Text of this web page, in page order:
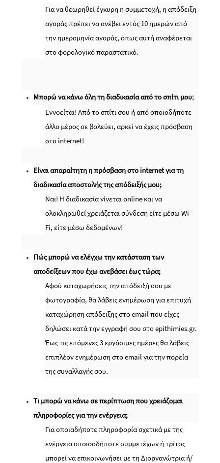
Για να θεωρηθεί έγκυρη η συμμετοχή, η απόδειξη
αγοράς πρέπει να ανέβει εντός 10 ημερών από
την ημερομηνία αγοράς, όπως αυτή αναφέρεται
στο φορολογικό παραστατικό.
Μπορώ να κάνω όλη τη διαδικασία από το σπίτι μου;
Εννοείται! Από το σπίτι σου ή από οποιοδήποτε
άλλο μέρος σε βολεύει, αρκεί να έχεις πρόσβαση
στο internet!
Είναι απαραίτητη η πρόσβαση στο internetγια τη
διαδικασία αποστολής της απόδειξής μου;
Ναι! Η διαδικασία γίνεταιonline και να
ολοκληρωθεί χρειάζεται σύνδεση είτε μέσω Wi-
Fi, είτε μέσω δεδομένων!
Πώς μπορώ να ελέγχω την κατάσταση των
αποδείξεων που έχω ανεβάσει έως τώρα;
Αφού καταχωρήσεις την απόδειξή σου με
φωτογραφία, θα λάβεις ενημέρωση για επιτυχή
καταχώρηση απόδειξης στο email που είχες
δηλώσει κατά την εγγραφή σου στο epithimies.gr.
Έως τις επόμενες 3 εργάσιμες ημέρες θα λάβεις
επιπλέον ενημέρωση στο email για την πορεία
της συναλλαγής σου.
Τι μπορώ να κάνω σε περίπτωση που χρειάζομαι
πληροφορίες για την ενέργεια;
Για οποιαδήποτε πληροφορία σχετικά με της
ενέργεια οποιοσδήποτε συμμετέχων ή τρίτος
μπορεί να επικοινωνήσει με τη Διοργανώτρια ή/